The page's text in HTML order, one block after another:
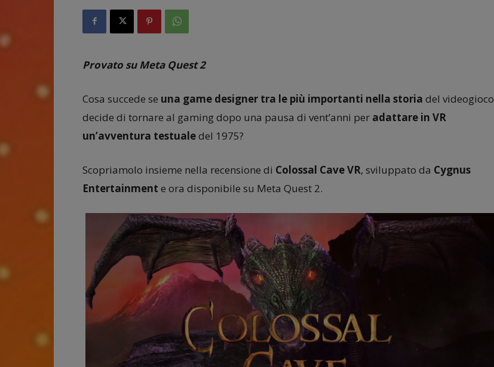
Provato su Meta Quest 2
Cosa succede se una game designer tra le più importanti nella storia del videogioco
decide di tornare al gaming dopo una pausa di vent’anni per adattare in VR
un’avventura testualedel 1975?
Scopriamolo insieme nella recensione di Colossal Cave VR, sviluppato da Cygnus
Entertainment e ora disponibile su Meta Quest 2.